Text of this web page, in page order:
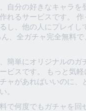
自分の好きなキャラを
れるサービスです。
し、他の人にプレイし
、全ガチャ完全無料で
簡単にオリジナルのガ
ビスです。 もっと気軽
ャがあればいいのに、
。
で何度でもガチャを回